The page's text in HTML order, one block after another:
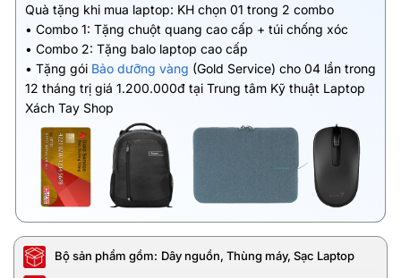
Quà tặng khi mua laptop: KH chọn 01 trong 2 combo
• Combo 1: Tặng chuột quang cao cấp + túi chống xóc
• Combo 2: Tặng balo laptop cao cấp
• Tặng gói Bảo dưỡng vàng (Gold Service) cho 04 lần trong
12 tháng trị giá 1.200.000đ tại Trung tâm Kỹ thuật Laptop
Xách Tay Shop
Bộ sản phẩm gồm: Dây nguồn, Thùng máy, Sạc Laptop